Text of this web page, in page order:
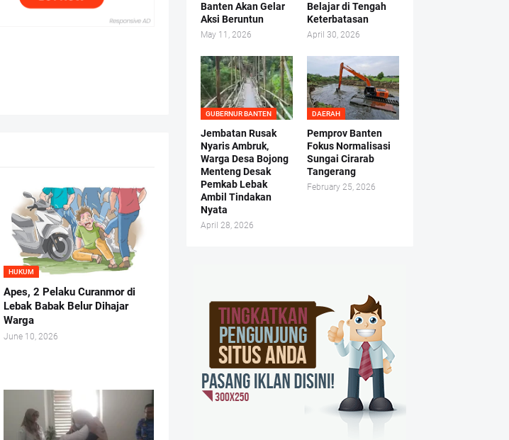
HUKUM
Apes, 2 Pelaku Curanmor di
Lebak Babak Belur Dihajar
Warga
June 10, 2026
Banten Akan Gelar
Aksi Beruntun
May 11, 2026
Belajar di Tengah
Keterbatasan
April 30, 2026
GUBERNUR BANTEN
Jembatan Rusak
Nyaris Ambruk,
Warga Desa Bojong
Menteng Desak
Pemkab Lebak
Ambil Tindakan
Nyata
April 28, 2026
DAERAH
Pemprov Banten
Fokus Normalisasi
Sungai Cirarab
Tangerang
February 25, 2026